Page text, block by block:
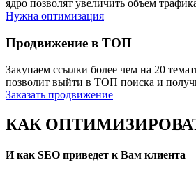
ядро позволят увеличить объем
Нужна оптимизация
Продвижение в ТОП
Закупаем ссылки более чем на 20
позволит выйти в ТОП поиска и
Заказать продвижение
КАК
И как SEO приведет к Вам клиента